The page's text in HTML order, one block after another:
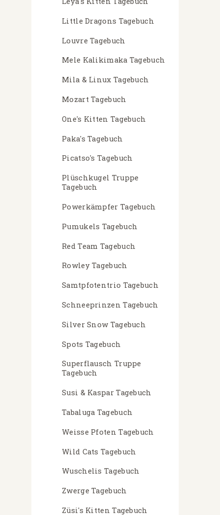
Little Dragons Tagebuch
Louvre Tagebuch
Mele Kalikimaka Tagebuch
Mila & Linux Tagebuch
Mozart Tagebuch
One's Kitten Tagebuch
Paka's Tagebuch
Picatso's Tagebuch
Plüschkugel Truppe
Tagebuch
Powerkämpfer Tagebuch
Pumukels Tagebuch
Red Team Tagebuch
Rowley Tagebuch
Samtpfotentrio Tagebuch
Schneeprinzen Tagebuch
Silver Snow Tagebuch
Spots Tagebuch
Superflausch Truppe
Tagebuch
Susi & Kaspar Tagebuch
Tabaluga Tagebuch
Weisse Pfoten Tagebuch
Wild Cats Tagebuch
Wuschelis Tagebuch
Zwerge Tagebuch
Züsi's Kitten Tagebuch